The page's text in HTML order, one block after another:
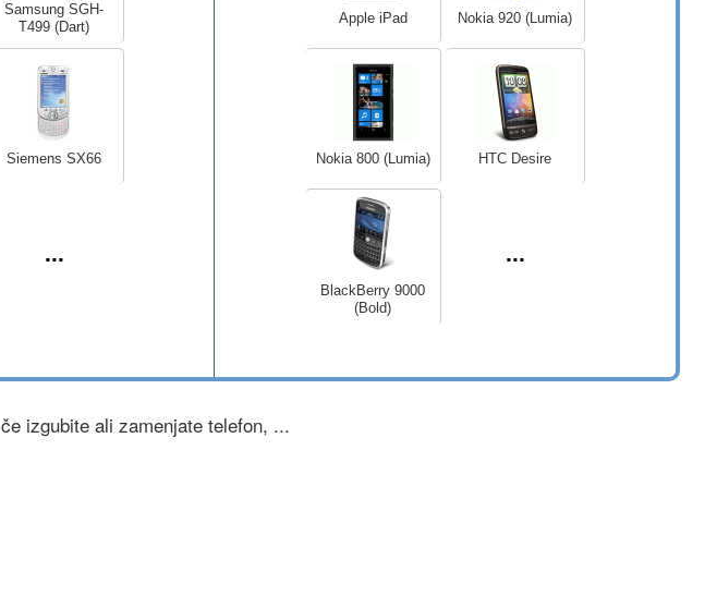
Samsung SGH-
T499 (Dart)
Siemens SX66
...
Apple iPad Nokia 920 (Lumia)
Nokia 800 (Lumia) HTC Desire
BlackBerry 9000
(Bold)
...
če izgubite ali zamenjate telefon, ...